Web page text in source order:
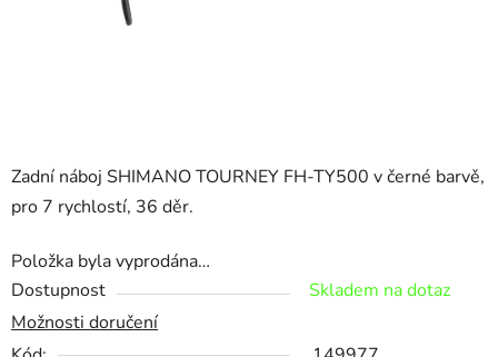
Zadní náboj SHIMANO TOURNEY FH-TY500 v černé barvě,
pro 7 rychlostí, 36 děr.
Položka byla vyprodána…
Dostupnost
Skladem na dotaz
Možnosti doručení